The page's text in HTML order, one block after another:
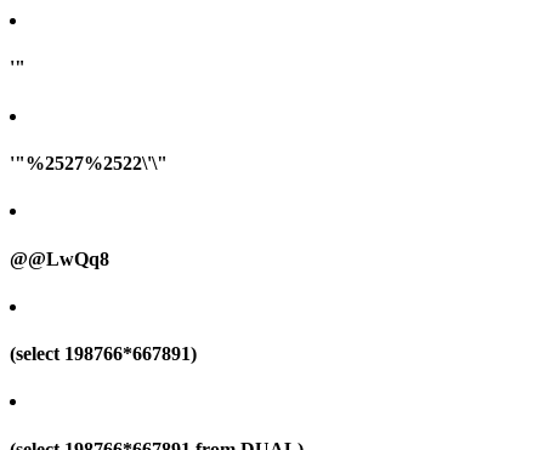
'"
'"%2527%2522\'\"
@@LwQq8
(select 198766*667891)